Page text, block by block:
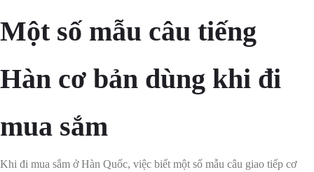
Một số mẫu câu tiếng
Hàn cơ bản dùng khi đi
mua sắm
Khi đi mua sắm ở Hàn Quốc, việc biết một số mẫu câu giao tiếp cơ